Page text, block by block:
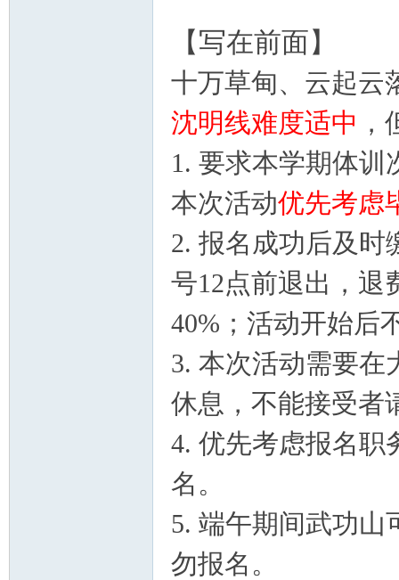
【写在前面】
十万草甸、云起云
沈明线难度适中
1. 要求本学期体训
本次活动优先考虑
2. 报名成功后及时
号12点前退出，退
40%；活动开始后
3. 本次活动需要在
休息，不能接受者
4. 优先考虑报名职
名。
5. 端午期间武功山
勿报名。